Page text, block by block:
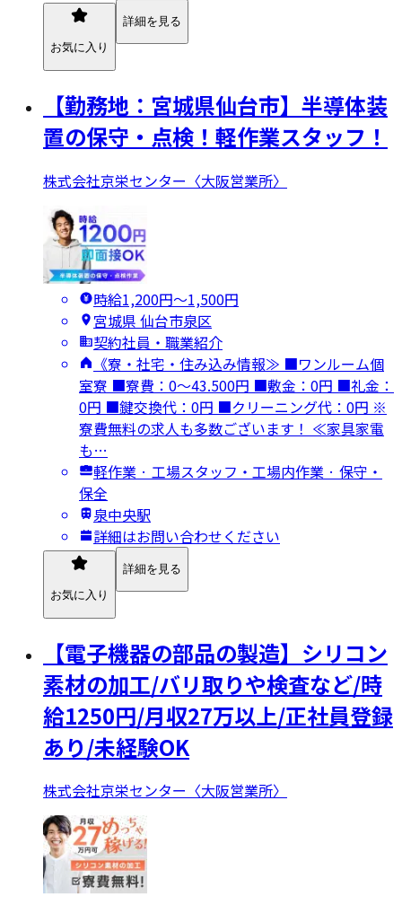
お気に入り
詳細を見る
【勤務地：宮城県仙台市】半導体装
置の保守・点検！軽作業スタッフ！
株式会社京栄センター〈大阪営業所〉
時給1,200円〜1,500円
宮城県 仙台市泉区
契約社員・職業紹介
《寮・社宅・住み込み情報≫ ■ワンルーム個
室寮 ■寮費：0～43.500円 ■敷金：0円 ■礼金：
0円 ■鍵交換代：0円 ■クリーニング代：0円 ※
寮費無料の求人も多数ございます！ ≪家具家電
も…
軽作業 · 工場スタッフ・工場内作業 · 保守・
保全
泉中央駅
詳細はお問い合わせください
お気に入り
詳細を見る
【電子機器の部品の製造】シリコン
素材の加工/バリ取りや検査など/時
給1250円/月収27万以上/正社員登録
あり/未経験OK
株式会社京栄センター〈大阪営業所〉